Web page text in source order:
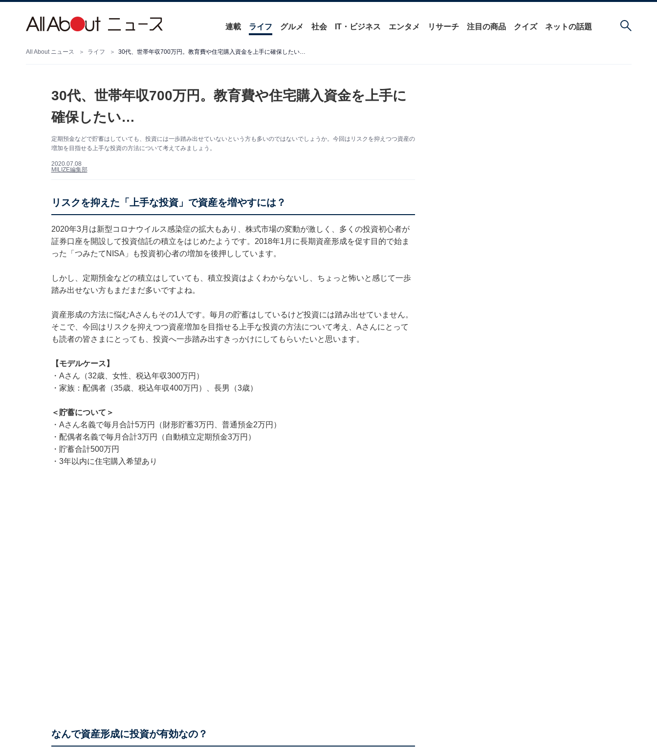
連載 ライフ グルメ 社会 IT・ビジネス エンタメ リサーチ 注目の商品 クイズ ネットの話題
All About ニュース ライフ 30代、世帯年収700万円。教育費や住宅購入資金を上手に確保したい…
30代、世帯年収700万円。教育費や住宅購入資金を上手に
確保したい…
定期預金などで貯蓄はしていても、投資には一歩踏み出せていないという方も多いのではないでしょうか。今回はリスクを抑えつつ資産の
増加を目指せる上手な投資の方法について考えてみましょう。
2020.07.08
MILIZE編集部
リスクを抑えた「上手な投資」で資産を増やすには？
2020年3月は新型コロナウイルス感染症の拡大もあり、株式市場の変動が激しく、多くの投資初心者が
証券口座を開設して投資信託の積立をはじめたようです。2018年1月に長期資産形成を促す目的で始ま
った「つみたてNISA」も投資初心者の増加を後押ししています。
しかし、定期預金などの積立はしていても、積立投資はよくわからないし、ちょっと怖いと感じて一歩
踏み出せない方もまだまだ多いですよね。
資産形成の方法に悩むAさんもその1人です。毎月の貯蓄はしているけど投資には踏み出せていません。
そこで、今回はリスクを抑えつつ資産増加を目指せる上手な投資の方法について考え、Aさんにとって
も読者の皆さまにとっても、投資へ一歩踏み出すきっかけにしてもらいたいと思います。
【モデルケース】
・Aさん（32歳、女性、税込年収300万円）
・家族：配偶者（35歳、税込年収400万円）、長男（3歳）
＜貯蓄について＞
・Aさん名義で毎月合計5万円（財形貯蓄3万円、普通預金2万円）
・配偶者名義で毎月合計3万円（自動積立定期預金3万円）
・貯蓄合計500万円
・3年以内に住宅購入希望あり
なんで資産形成に投資が有効なの？